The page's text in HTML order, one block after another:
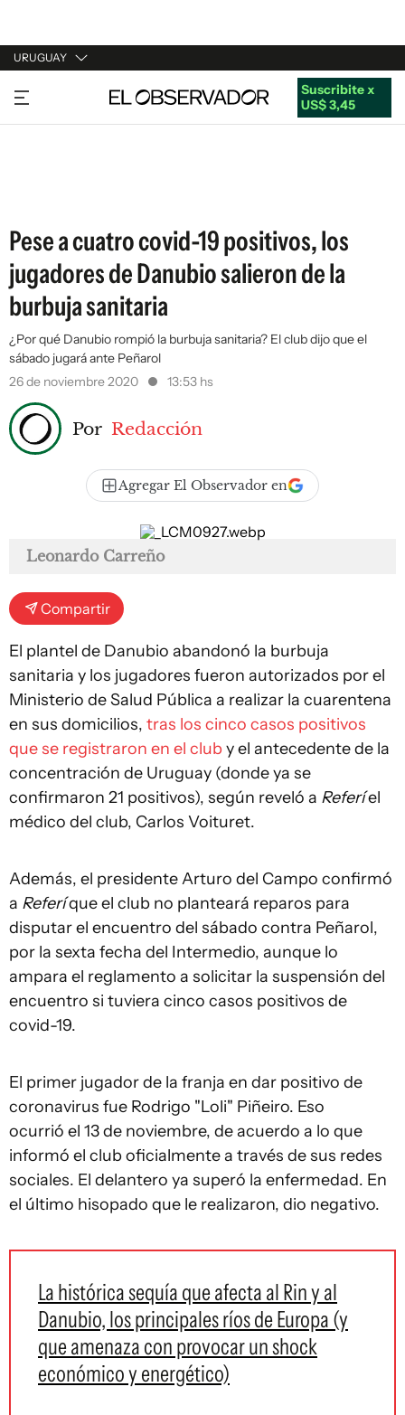
URUGUAY
URUGUAY
ARGENTINA
Suscribite x
US$ 3,45
Pese a cuatro covid-19 positivos, los
jugadores de Danubio salieron de la
burbuja sanitaria
¿Por qué Danubio rompió la burbuja sanitaria? El club dijo que el
sábado jugará ante Peñarol
26 de noviembre 2020
13:53 hs
Por Redacción
Agregar El Observador en
Leonardo Carreño
Compartir
El plantel de Danubio abandonó la burbuja
sanitaria y los jugadores fueron autorizados por el
Ministerio de Salud Pública a realizar la cuarentena
en sus domicilios, tras los cinco casos positivos
que se registraron en el cluby el antecedente de la
concentración de Uruguay (donde ya se
confirmaron 21 positivos), según reveló a Referíel
médico del club, Carlos Voituret.
Además, el presidente Arturo del Campo confirmó
a Referíque el club no planteará reparos para
disputar el encuentro del sábado contra Peñarol,
por la sexta fecha del Intermedio, aunque lo
ampara el reglamento a solicitar la suspensión del
encuentro si tuviera cinco casos positivos de
covid-19.
El primer jugador de la franja en dar positivo de
coronavirus fue Rodrigo "Loli" Piñeiro. Eso
ocurrió el 13 de noviembre, de acuerdo a lo que
informó el club oficialmente a través de sus redes
sociales. El delantero ya superó la enfermedad. En
el último hisopado que le realizaron, dio negativo.
La histórica sequía que afecta al Rin y al
Danubio, los principales ríos de Europa (y
que amenaza con provocar un shock
económico y energético)